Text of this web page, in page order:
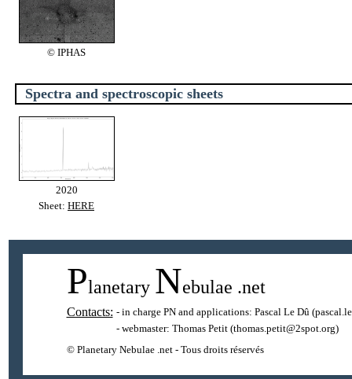
© IPHAS
Spectra and spectroscopic sheets
2020
Sheet: HERE
Planetary Nebulae .net
Contacts: - in charge PN and applications: Pascal Le Dû
- webmaster: Thomas Petit(thomas.petit@2spot.org)
© Planetary Nebulae .net - Tous droits réservés